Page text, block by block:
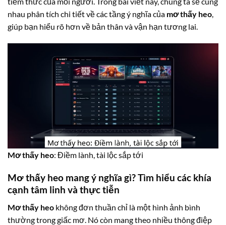
nhau phân tích chi tiết về các tầng ý nghĩa của mơ thấy heo,
giúp bạn hiểu rõ hơn về bản thân và vận hạn tương lai.
Mơ thấy heo: Điềm lành, tài lộc sắp tới
Mơ thấy heo mang ý nghĩa gì? Tìm hiểu các khía
cạnh tâm linh và thực tiễn
Mơ thấy heo không đơn thuần chỉ là một hình ảnh bình
thường trong giấc mơ. Nó còn mang theo nhiều thông điệp